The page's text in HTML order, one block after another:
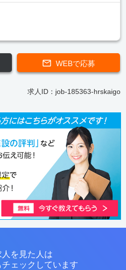
WEBで応募
求人ID：job-185363-hrskaigo
人を見た人は
ェックしています